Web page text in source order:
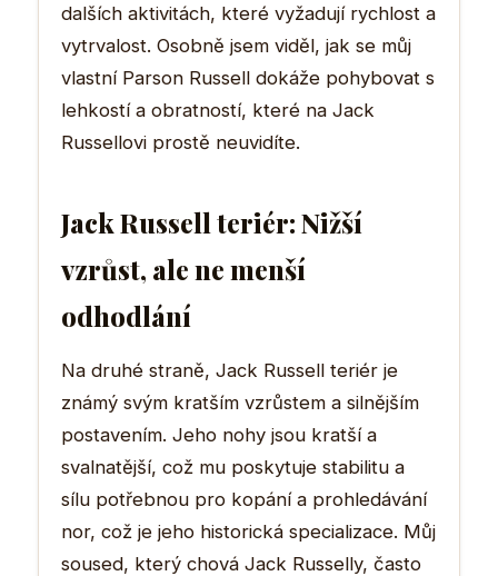
dalších aktivitách, které vyžadují rychlost a
vytrvalost. Osobně jsem viděl, jak se můj
vlastní Parson Russell dokáže pohybovat s
lehkostí a obratností, které na Jack
Russellovi prostě neuvidíte.
Jack Russell teriér: Nižší
vzrůst, ale ne menší
odhodlání
Na druhé straně, Jack Russell teriér je
známý svým kratším vzrůstem a silnějším
postavením. Jeho nohy jsou kratší a
svalnatější, což mu poskytuje stabilitu a
sílu potřebnou pro kopání a prohledávání
nor, což je jeho historická specializace. Můj
soused, který chová Jack Russelly, často